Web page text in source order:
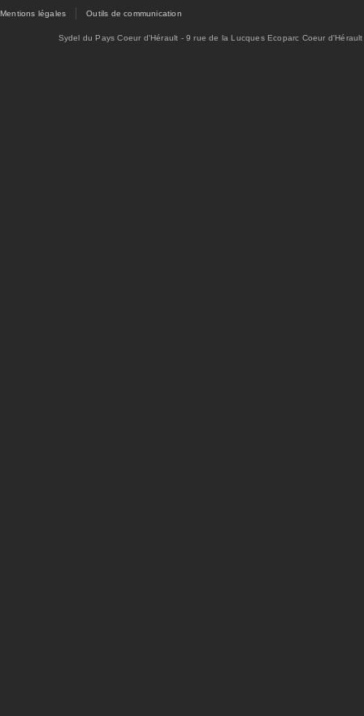
Mentions légales Outils de communication
Sydel du Pays Coeur d'Hérault - 9 rue de la Lucques Ecoparc Coeur